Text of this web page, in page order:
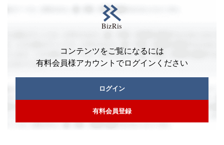
コンテンツをご覧になるには
有料会員様アカウントでログインください
ログイン
有料会員登録